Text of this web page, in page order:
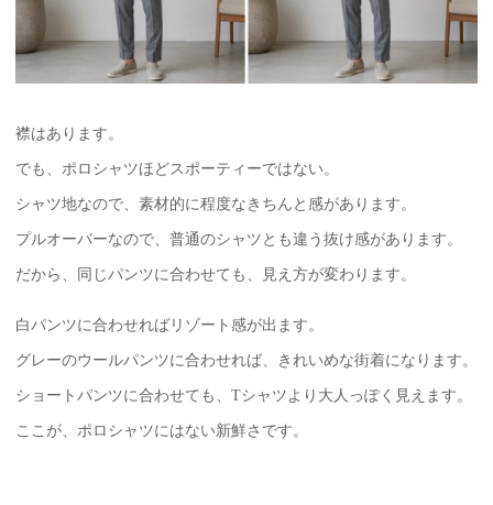
襟はあります。
でも、ポロシャツほどスポーティーではない。
シャツ地なので、素材的に程度なきちんと感があります。
プルオーバーなので、普通のシャツとも違う抜け感があります。
だから、同じパンツに合わせても、見え方が変わります。
白パンツに合わせればリゾート感が出ます。
グレーのウールパンツに合わせれば、きれいめな街着になります。
ショートパンツに合わせても、Tシャツより大人っぽく見えます。
ここが、ポロシャツにはない新鮮さです。